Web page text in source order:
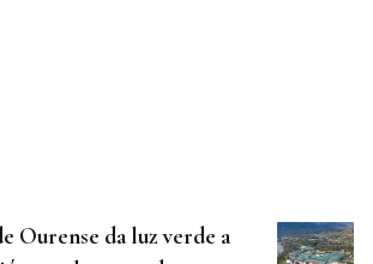
Ourense da luz verde a